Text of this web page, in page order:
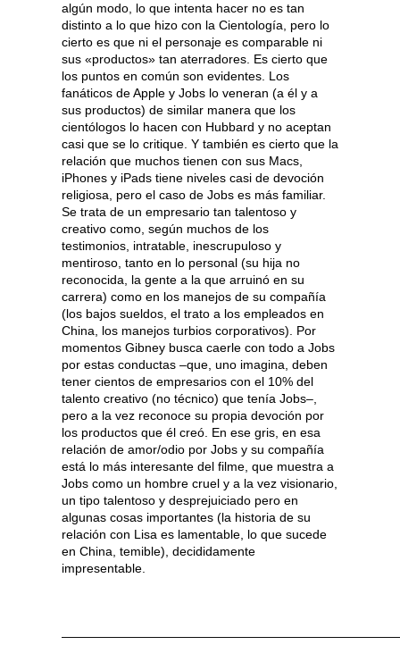
algún modo, lo que intenta hacer no es tan
distinto a lo que hizo con la Cientología, pero lo
cierto es que ni el personaje es comparable ni
sus «productos» tan aterradores. Es cierto que
los puntos en común son evidentes. Los
fanáticos de Apple y Jobs lo veneran (a él y a
sus productos) de similar manera que los
cientólogos lo hacen con Hubbard y no aceptan
casi que se lo critique. Y también es cierto que la
relación que muchos tienen con sus Macs,
iPhones y iPads tiene niveles casi de devoción
religiosa, pero el caso de Jobs es más familiar.
Se trata de un empresario tan talentoso y
creativo como, según muchos de los
testimonios, intratable, inescrupuloso y
mentiroso, tanto en lo personal (su hija no
reconocida, la gente a la que arruinó en su
carrera) como en los manejos de su compañía
(los bajos sueldos, el trato a los empleados en
China, los manejos turbios corporativos). Por
momentos Gibney busca caerle con todo a Jobs
por estas conductas –que, uno imagina, deben
tener cientos de empresarios con el 10% del
talento creativo (no técnico) que tenía Jobs–,
pero a la vez reconoce su propia devoción por
los productos que él creó. En ese gris, en esa
relación de amor/odio por Jobs y su compañía
está lo más interesante del filme, que muestra a
Jobs como un hombre cruel y a la vez visionario,
un tipo talentoso y desprejuiciado pero en
algunas cosas importantes (la historia de su
relación con Lisa es lamentable, lo que sucede
en China, temible), decididamente
impresentable.